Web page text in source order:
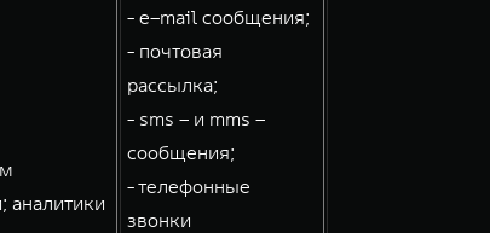
аналитики
- e–mail сообщения;
- почтовая
рассылка;
- sms – и mms –
сообщения;
- телефонные
звонки